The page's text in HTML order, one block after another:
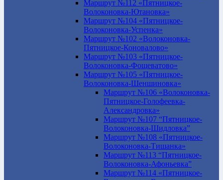
Маршрут №112 «Пятницкое-
Волоконовка-Ютановка»
Маршрут №104 «Пятницкое-
Волоконовка-Успенка»
Маршрут №102 «Волоконовка-
Пятницкое-Коновалово»
Маршрут №103 «Пятницкое-
Волоконовка-Фощеватово»
Маршрут №105 «Пятницкое-
Волоконовка-Шеншиновка»
Маршрут №106 «Волоконовка-
Пятницкое-Голофеевка-
Александровка»
Маршрут №107 “Пятницкое-
Волоконовка-Шидловка”
Маршрут №108 «Пятницкое-
Волоконовка-Тишанка»
Маршрут №113 “Пятницкое-
Волоконовка-Афоньевка”
Маршрут №114 «Пятницкое-